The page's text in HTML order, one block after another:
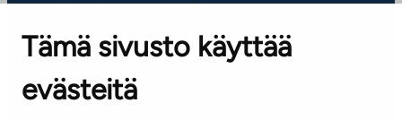
Tämä sivusto käyttää
evästeitä
ASIAKASPALVELUKESKUS
Puh. 045 7734 3777
(arkisin klo 8-16)